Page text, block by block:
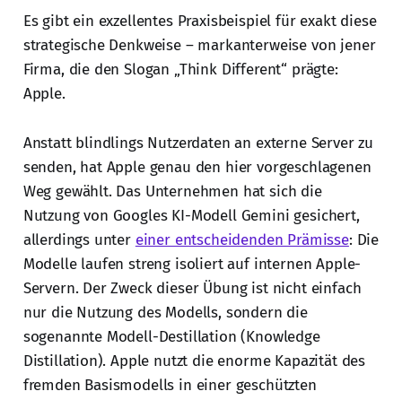
Es gibt ein exzellentes Praxisbeispiel für exakt diese
strategische Denkweise – markanterweise von jener
Firma, die den Slogan „Think Different“ prägte:
Apple.
Anstatt blindlings Nutzerdaten an externe Server zu
senden, hat Apple genau den hier vorgeschlagenen
Weg gewählt. Das Unternehmen hat sich die
Nutzung von Googles KI-Modell Gemini gesichert,
allerdings unter einer entscheidenden Prämisse: Die
Modelle laufen streng isoliert auf internen Apple-
Servern. Der Zweck dieser Übung ist nicht einfach
nur die Nutzung des Modells, sondern die
sogenannte Modell-Destillation (Knowledge
Distillation). Apple nutzt die enorme Kapazität des
fremden Basismodells in einer geschützten